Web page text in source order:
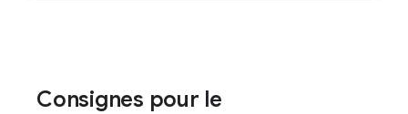
Consignes pour le